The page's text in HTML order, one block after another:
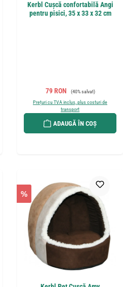
Kerbl Cușcă confortabilă Angi
pentru pisici, 35 x 33 x 32 cm
Preț de vânzare:
79 RON Preț obișnuit:
(40% salvat)
Prețuri cu TVA inclus, plus costuri de
transport
ADAUGĂ ÎN COȘ
%